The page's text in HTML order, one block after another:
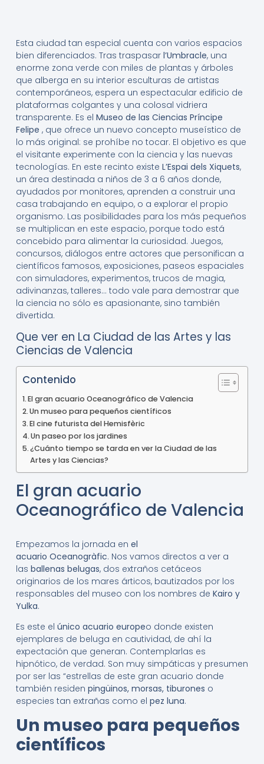
Esta ciudad tan especial cuenta con varios espacios
bien diferenciados. Tras traspasar l’Umbracle, una
enorme zona verde con miles de plantas y árboles
que alberga en su interior esculturas de artistas
contemporáneos, espera un espectacular edificio de
plataformas colgantes y una colosal vidriera
transparente. Es el Museo de las Ciencias Príncipe
Felipe , que ofrece un nuevo concepto museístico de
lo más original: se prohíbe no tocar. El objetivo es que
el visitante experimente con la ciencia y las nuevas
tecnologías. En este recinto existe L’Espai dels Xiquets,
un área destinada a niños de 3 a 6 años donde,
ayudados por monitores, aprenden a construir una
casa trabajando en equipo, o a explorar el propio
organismo. Las posibilidades para los más pequeños
se multiplican en este espacio, porque todo está
concebido para alimentar la curiosidad. Juegos,
concursos, diálogos entre actores que personifican a
científicos famosos, exposiciones, paseos espaciales
con simuladores, experimentos, trucos de magia,
adivinanzas, talleres… todo vale para demostrar que
la ciencia no sólo es apasionante, sino también
divertida.
Que ver en La Ciudad de las Artes y las
Ciencias de Valencia
Contenido
El gran acuario Oceanográfico de Valencia
Un museo para pequeños científicos
El cine futurista del Hemisfèric
Un paseo por los jardines
¿Cuánto tiempo se tarda en ver la Ciudad de las
Artes y las Ciencias?
El gran acuario
Oceanográfico de Valencia
Empezamos la jornada en el
acuario Oceanogràfic. Nos vamos directos a ver a
las ballenas belugas, dos extraños cetáceos
originarios de los mares árticos, bautizados por los
responsables del museo con los nombres de Kairo y
Yulka.
Es este el único acuario europeo donde existen
ejemplares de beluga en cautividad, de ahí la
expectación que generan. Contemplarlas es
hipnótico, de verdad. Son muy simpáticas y presumen
por ser las “estrellas de este gran acuario donde
también residen pingüinos, morsas, tiburones o
especies tan extrañas como el pez luna.
Un museo para pequeños
científicos